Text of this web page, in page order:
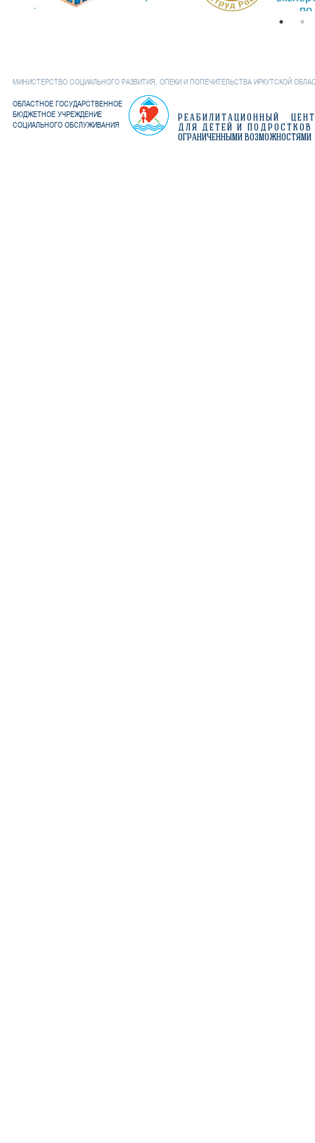
по
МИНИСТЕРСТВО СОЦИАЛЬНОГО РАЗВИТИЯ, ОПЕКИ И ПОПЕЧИТЕЛЬСТВА ИРКУТСКОЙ
ОБЛАСТНОЕ ГОСУДАРСТВЕННОЕ
БЮДЖЕТНОЕ УЧРЕЖДЕНИЕ
СОЦИАЛЬНОГО ОБСЛУЖИВАНИЯ
РЕАБИЛИТАЦИОННЫЙ
ДЛЯ ДЕТЕЙ И ПОДРОСТКОВ
ОГРАНИЧЕННЫМИ ВОЗМОЖНОСТЯМИ